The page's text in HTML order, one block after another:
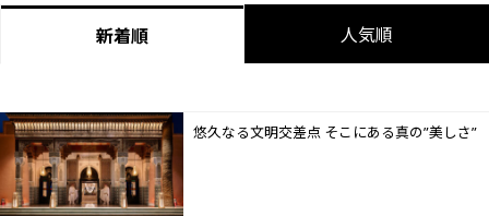
新着順 人気順
悠久なる文明交差点 そこにある真の”美しさ”